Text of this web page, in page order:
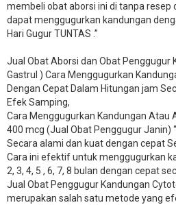
membeli obat aborsi ini di tanpa resep
dapat menggugurkan kandungan
Hari Gugur TUNTAS .”
Jual Obat Aborsi dan Obat Penggugur
Gastrul ) Cara Menggugurkan
Dengan Cepat Dalam Hitungan jam
Efek Samping,
Cara Menggugurkan Kandungan Atau
400 mcg (Jual Obat Penggugur Janin)
Secara alami dan kuat dengan cepat
Cara ini efektif untuk menggugurkan
2, 3, 4, 5 , 6, 7, 8 bulan dengan cepat
Jual Obat Penggugur Kandungan
merupakan salah satu metode yang